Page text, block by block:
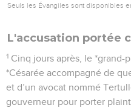
Seuls les Évangiles sont disponibles
L'accusation portée
1 Cinq jours après, le *grand-
*Césarée accompagné de
et d’un avocat nommé
gouverneur pour porter